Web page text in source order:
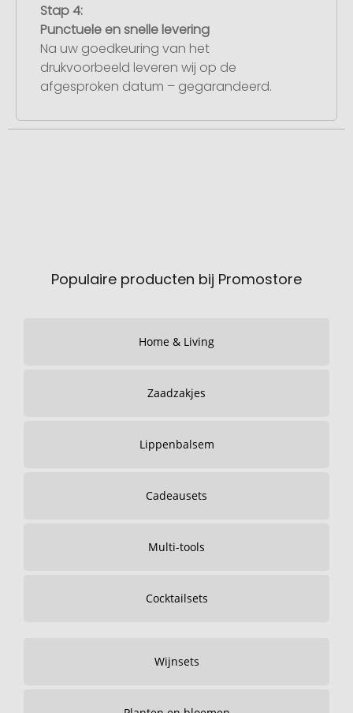
Stap 4:
Punctuele en snelle levering
Na uw goedkeuring van het
drukvoorbeeld leveren wij op de
afgesproken datum – gegarandeerd.
Populaire producten bij Promostore
Home & Living
Zaadzakjes
Lippenbalsem
Cadeausets
Multi-tools
Cocktailsets
Wijnsets